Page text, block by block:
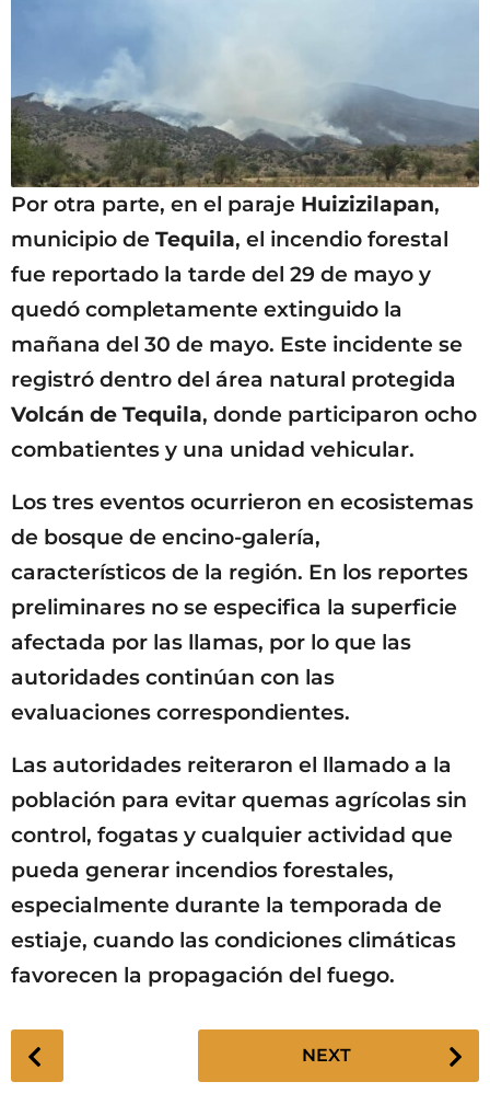
Por otra parte, en el paraje Huizizilapan,
municipio de Tequila, el incendio forestal
fue reportado la tarde del 29 de mayo y
quedó completamente extinguido la
mañana del 30 de mayo. Este incidente se
registró dentro del área natural protegida
Volcán de Tequila, donde participaron ocho
combatientes y una unidad vehicular.
Los tres eventos ocurrieron en ecosistemas
de bosque de encino-galería,
característicos de la región. En los reportes
preliminares no se especifica la superficie
afectada por las llamas, por lo que las
autoridades continúan con las
evaluaciones correspondientes.
Las autoridades reiteraron el llamado a la
población para evitar quemas agrícolas sin
control, fogatas y cualquier actividad que
pueda generar incendios forestales,
especialmente durante la temporada de
estiaje, cuando las condiciones climáticas
favorecen la propagación del fuego.
P
o
NEXT